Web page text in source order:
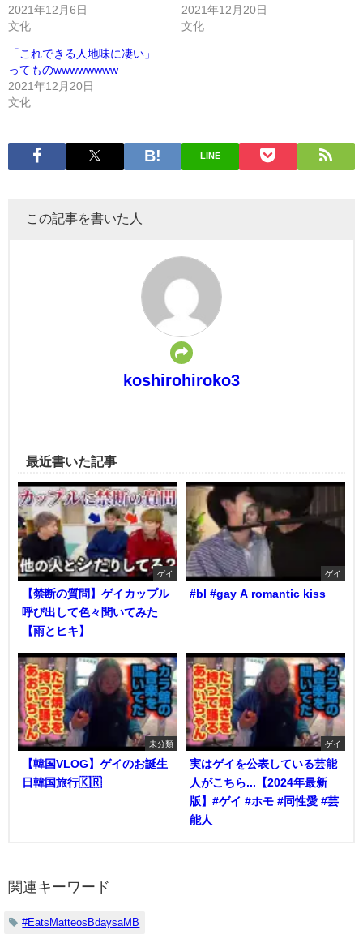
2021年12月6日
文化
2021年12月20日
文化
「これできる人地味に凄い」
ってものwwwwwwww
2021年12月20日
文化
LINE
この記事を書いた人
koshirohiroko3
最近書いた記事
ゲイ
【禁断の質問】ゲイカップル
呼び出して色々聞いてみた
【雨とヒキ】
ゲイ
#bl #gay A romantic kiss
未分類
【韓国VLOG】ゲイのお誕生
日韓国旅行🇰🇷
ゲイ
実はゲイを公表している芸能
人がこちら...【2024年最新
版】#ゲイ #ホモ #同性愛 #芸
能人
関連キーワード
#EatsMatteosBdaysaMB